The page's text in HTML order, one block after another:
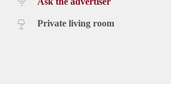
Private living room